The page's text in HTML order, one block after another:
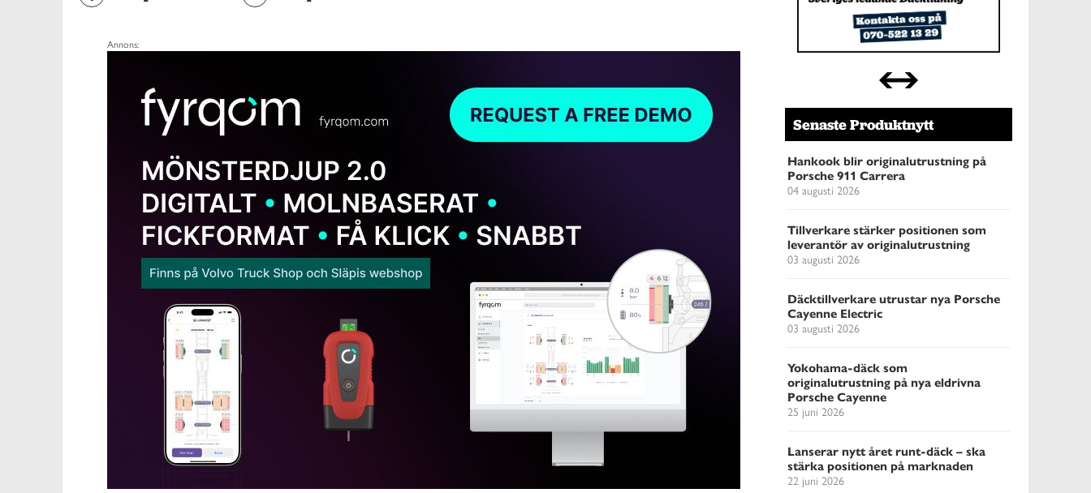
Annons:
Senaste Produktnytt
Hankook blir originalutrustning på
Porsche 911 Carrera
04 augusti 2026
Tillverkare stärker positionen som
leverantör av originalutrustning
03 augusti 2026
Däcktillverkare utrustar nya Porsche
Cayenne Electric
03 augusti 2026
Yokohama-däck som
originalutrustning på nya eldrivna
Porsche Cayenne
25 juni 2026
Lanserar nytt året runt-däck – ska
stärka positionen på marknaden
22 juni 2026